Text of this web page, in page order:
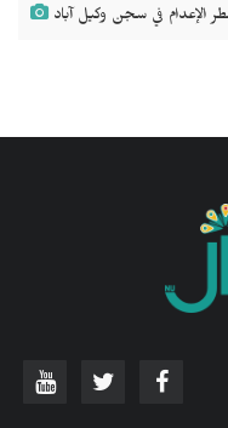
في سجن وكيل آباد